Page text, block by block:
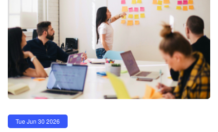
Tue Jun 30 2026